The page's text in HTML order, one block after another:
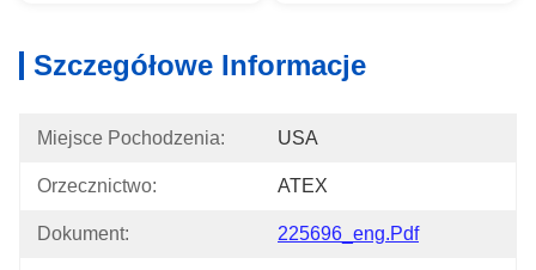
Szczegółowe Informacje
Miejsce Pochodzenia: USA
Orzecznictwo: ATEX
Dokument: 225696_eng.pdf